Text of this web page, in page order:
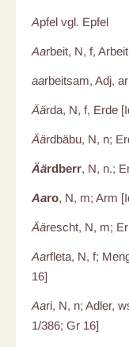
Apfel vgl. Epfel
Aarbeit, N, f,
aarbeitsam, Adj,
Äärda, N, f, Erde
Äärdbäbu, N, n;
Äärdberr, N, n.;
Aaro, N, m; Arm
Äärescht, N, m;
Aarfleta, N, f;
16]
Aari, N, n; Adler,
1/386; Gr 16]